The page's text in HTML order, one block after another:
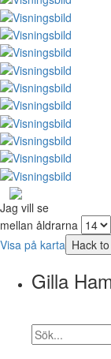
Jag vill se
mellan åldrarna
Visa på karta
Gilla